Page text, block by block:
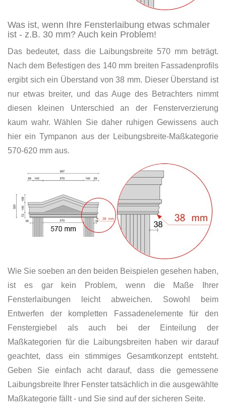
Was ist, wenn Ihre Fensterlaibung etwas schmaler
ist - z.B. 30 mm? Auch kein Problem!
Das bedeutet, dass die Laibungsbreite 570 mm beträgt.
Nach dem Befestigen des 140 mm breiten Fassadenprofils
ergibt sich ein Überstand von 38 mm. Dieser Überstand ist
nur etwas breiter, und das Auge des Betrachters nimmt
diesen kleinen Unterschied an der Fensterverzierung
kaum wahr. Wählen Sie daher ruhigen Gewissens auch
hier ein Tympanon aus der Leibungsbreite-Maßkategorie
570-620 mm aus.
Wie Sie soeben an den beiden Beispielen gesehen haben,
ist es gar kein Problem, wenn die Maße Ihrer
Fensterlaibungen leicht abweichen. Sowohl beim
Entwerfen der kompletten Fassadenelemente für den
Fenstergiebel als auch bei der Einteilung der
Maßkategorien für die Laibungsbreiten haben wir darauf
geachtet, dass ein stimmiges Gesamtkonzept entsteht.
Geben Sie einfach acht darauf, dass die gemessene
Laibungsbreite Ihrer Fenster tatsächlich in die ausgewählte
Maßkategorie fällt - und Sie sind auf der sicheren Seite.